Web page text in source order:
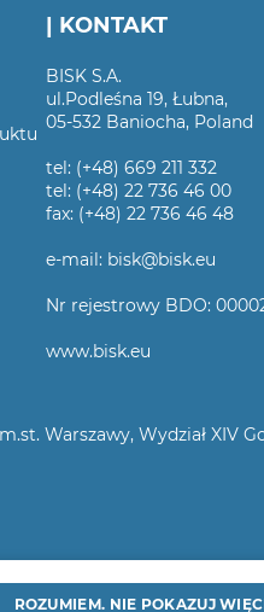
| KONTAKT
BISK S.A.
ul.Podleśna 19, Łubna,
05-532 Baniocha, Poland
tel: (+48) 669 211 332
tel: (+48) 22 736 46 00
fax: (+48) 22 736 46 48
e-mail: bisk@bisk.eu
Nr rejestrowy BDO:
www.bisk.eu
Warszawy, Wydział XIV
ROZUMIEM. NIE POKAZUJ